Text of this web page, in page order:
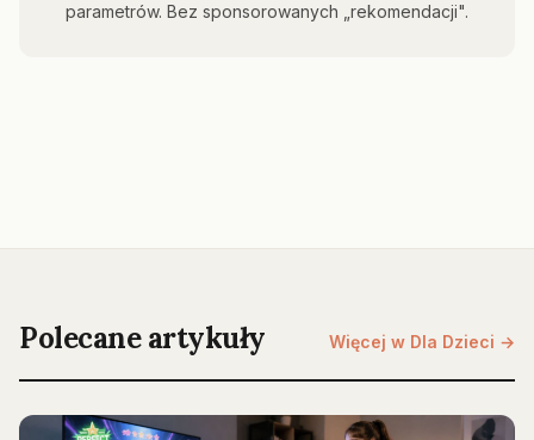
parametrów. Bez sponsorowanych „rekomendacji".
Polecane artykuły Więcej w Dla Dzieci →